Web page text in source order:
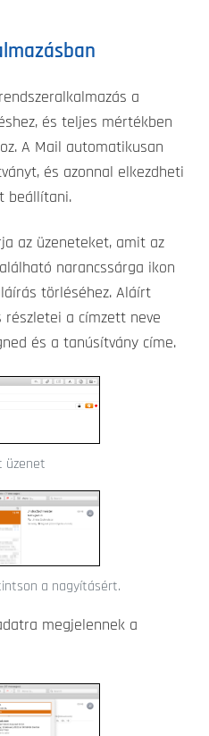
a
és teljes mértékben
A Mail automatikusan
és azonnal elkezdheti
beállítani.
az üzeneteket, amit az
narancssárga ikon
törléséhez. Aláírt
részletei a címzett neve
és a tanúsítvány címe.
üzenet
a nagyításért.
megjelennek a